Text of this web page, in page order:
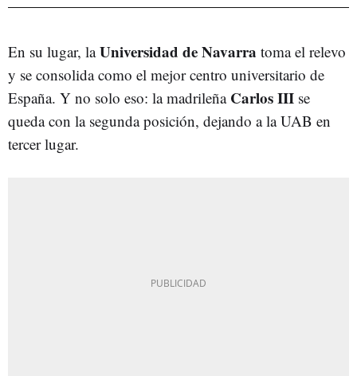
En su lugar, laUniversidad de Navarra toma el relevo
y se consolida como el mejor centro universitario de
España. Y no solo eso: la madrileña Carlos III se
queda con la segunda posición, dejando a la UAB en
tercer lugar.